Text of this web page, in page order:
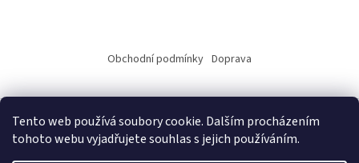
Tento web používá soubory cookie. Dalším procházením
tohoto webu vyjadřujete souhlas s jejich používáním.
a
t
Obchodní podmínky Doprava
Vytvořil Shoptet